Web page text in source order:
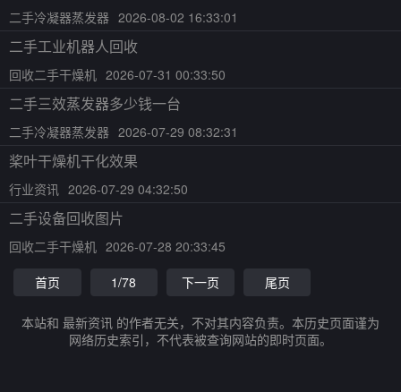
二手冷凝器蒸发器 2026-08-02 16:33:01
二手工业机器人回收
回收二手干燥机 2026-07-31 00:33:50
二手三效蒸发器多少钱一台
二手冷凝器蒸发器 2026-07-29 08:32:31
桨叶干燥机干化效果
行业资讯 2026-07-29 04:32:50
二手设备回收图片
回收二手干燥机 2026-07-28 20:33:45
首页
1/78 下一页 尾页
本站和 最新资讯 的作者无关，不对其内容负责。本历史页面谨为
网络历史索引，不代表被查询网站的即时页面。